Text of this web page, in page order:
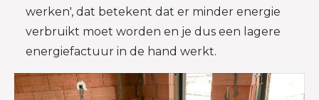
werken', dat betekent dat er minder energie
verbruikt moet worden en je dus een lagere
energiefactuur in de hand werkt.